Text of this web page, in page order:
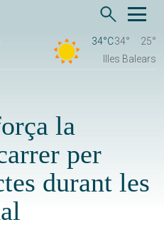
34°C34°
25°
Illes Balears
la
per
durant les